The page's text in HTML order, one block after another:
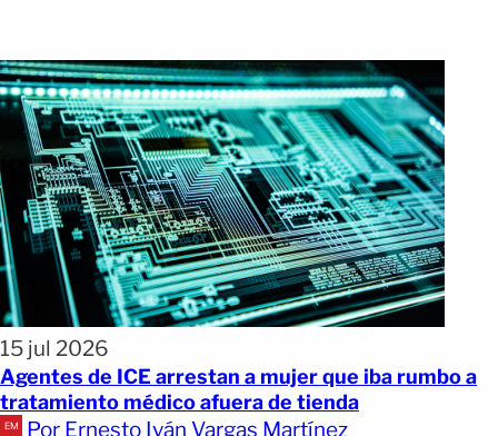
15 jul 2026
Agentes de ICE arrestan a mujer que iba rumbo a
tratamiento médico afuera de tienda
Por Ernesto Iván Vargas Martínez